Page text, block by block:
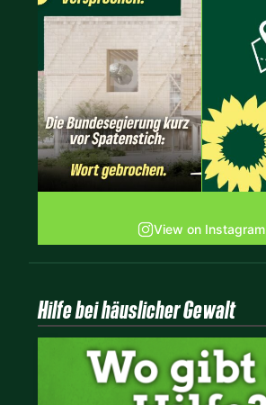
View on Instagram
Hilfe bei häuslicher Gewalt